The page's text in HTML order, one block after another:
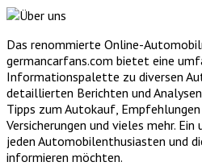
Das renommierte Online-
germancarfans.com bietet eine
Informationspalette zu diversen
detaillierten Berichten und
Tipps zum Autokauf,
Versicherungen und vieles mehr.
jeden Automobilenthusiasten und
informieren möchten.